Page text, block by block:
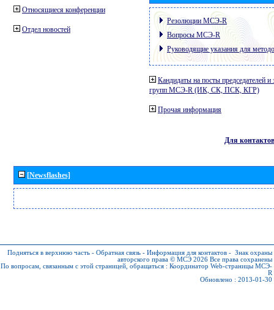
Относящиеся конференции
Отдел новостей
Резолюции МСЭ-R
Вопросы МСЭ-R
Руководящие указания для
Кандидаты на посты председателей и
групп МСЭ-R (ИК, СК, ПСК, КГР)
Прочая информация
Для контактов
[Newsflashes]
Подняться в верхнюю часть - Обратная связь - Информация для контактов - Знак охраны
авторского права © МСЭ 2026 Все права сохранены
По вопросам, связанным с этой страницей, обращаться : Координатор Web-страницы МСЭ-
R
Обновлено : 2013-01-30